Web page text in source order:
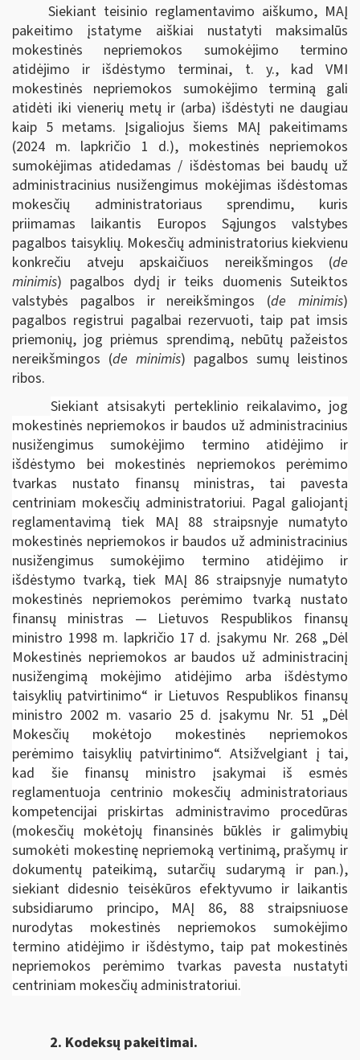
Siekiant teisinio reglamentavimo aiškumo, MAĮ
pakeitimo įstatyme aiškiai nustatyti maksimalūs
mokestinės nepriemokos sumokėjimo termino
atidėjimo ir išdėstymo terminai, t. y., kad VMI
mokestinės nepriemokos sumokėjimo terminą gali
atidėti iki vienerių metų ir (arba) išdėstyti ne daugiau
kaip 5 metams. Įsigaliojus šiems MAĮ pakeitimams
(2024 m. lapkričio 1 d.), mokestinės nepriemokos
sumokėjimas atidedamas / išdėstomas bei baudų už
administracinius nusižengimus mokėjimas išdėstomas
mokesčių administratoriaus sprendimu, kuris
priimamas laikantis Europos Sąjungos valstybes
pagalbos taisyklių. Mokesčių administratorius kiekvienu
konkrečiu atveju apskaičiuos nereikšmingos (de
minimis) pagalbos dydį ir teiks duomenis Suteiktos
valstybės pagalbos ir nereikšmingos (de minimis)
pagalbos registrui pagalbai rezervuoti, taip pat imsis
priemonių, jog priėmus sprendimą, nebūtų pažeistos
nereikšmingos (de minimis) pagalbos sumų leistinos
ribos.
Siekiant atsisakyti perteklinio reikalavimo, jog
mokestinės nepriemokos ir baudos už administracinius
nusižengimus sumokėjimo termino atidėjimo ir
išdėstymo bei mokestinės nepriemokos perėmimo
tvarkas nustato finansų ministras, tai pavesta
centriniam mokesčių administratoriui. Pagal galiojantį
reglamentavimą tiek MAĮ 88 straipsnyje numatyto
mokestinės nepriemokos ir baudos už administracinius
nusižengimus sumokėjimo termino atidėjimo ir
išdėstymo tvarką, tiek MAĮ 86 straipsnyje numatyto
mokestinės nepriemokos perėmimo tvarką nustato
finansų ministras — Lietuvos Respublikos finansų
ministro 1998 m. lapkričio 17 d. įsakymu Nr. 268 „Dėl
Mokestinės nepriemokos ar baudos už administracinį
nusižengimą mokėjimo atidėjimo arba išdėstymo
taisyklių patvirtinimo“ ir Lietuvos Respublikos finansų
ministro 2002 m. vasario 25 d. įsakymu Nr. 51 „Dėl
Mokesčių mokėtojo mokestinės nepriemokos
perėmimo taisyklių patvirtinimo“. Atsižvelgiant į tai,
kad šie finansų ministro įsakymai iš esmės
reglamentuoja centrinio mokesčių administratoriaus
kompetencijai priskirtas administravimo procedūras
(mokesčių mokėtojų finansinės būklės ir galimybių
sumokėti mokestinę nepriemoką vertinimą, prašymų ir
dokumentų pateikimą, sutarčių sudarymą ir pan.),
siekiant didesnio teisėkūros efektyvumo ir laikantis
subsidiarumo principo, MAĮ 86, 88 straipsniuose
nurodytas mokestinės nepriemokos sumokėjimo
termino atidėjimo ir išdėstymo, taip pat mokestinės
nepriemokos perėmimo tvarkas pavesta nustatyti
centriniam mokesčių administratoriui.
2. Kodeksų pakeitimai.